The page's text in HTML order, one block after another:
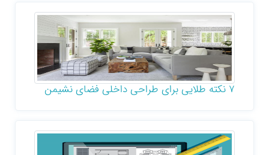
7 نکته طلایی برای طراحی داخلی فضای نشیمن